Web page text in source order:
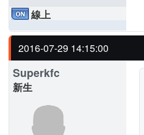
線上
2016-07-29 14:15:00
Superkfc
新生